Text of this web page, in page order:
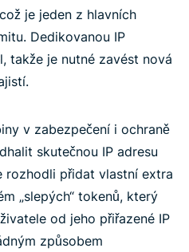
je jeden z hlavních
Dedikovanou IP
takže je nutné zavést nová
v zabezpečení i ochraně
skutečnou IP adresu
rozhodli přidat vlastní extra
„slepých“ tokenů, který
od jeho přiřazené IP
způsobem